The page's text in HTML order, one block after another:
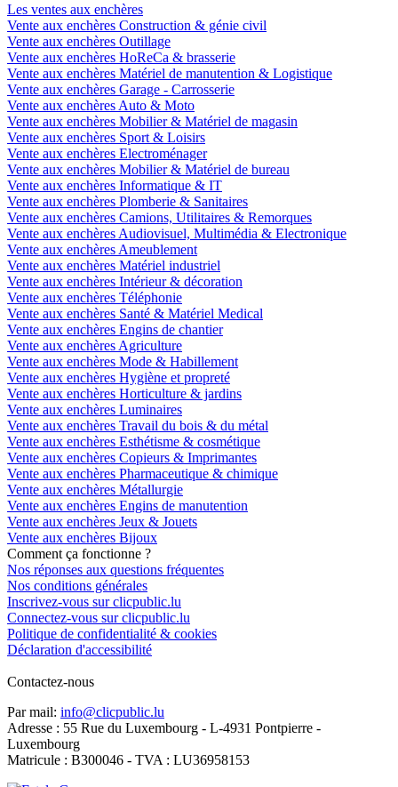
Les ventes aux enchères
Vente aux enchères Construction & génie civil
Vente aux enchères Outillage
Vente aux enchères HoReCa & brasserie
Vente aux enchères Matériel de manutention & Logistique
Vente aux enchères Garage - Carrosserie
Vente aux enchères Auto & Moto
Vente aux enchères Mobilier & Matériel de magasin
Vente aux enchères Sport & Loisirs
Vente aux enchères Electroménager
Vente aux enchères Mobilier & Matériel de bureau
Vente aux enchères Informatique & IT
Vente aux enchères Plomberie & Sanitaires
Vente aux enchères Camions, Utilitaires & Remorques
Vente aux enchères Audiovisuel, Multimédia & Electronique
Vente aux enchères Ameublement
Vente aux enchères Matériel industriel
Vente aux enchères Intérieur & décoration
Vente aux enchères Téléphonie
Vente aux enchères Santé & Matériel Medical
Vente aux enchères Engins de chantier
Vente aux enchères Agriculture
Vente aux enchères Mode & Habillement
Vente aux enchères Hygiène et propreté
Vente aux enchères Horticulture & jardins
Vente aux enchères Luminaires
Vente aux enchères Travail du bois & du métal
Vente aux enchères Esthétisme & cosmétique
Vente aux enchères Copieurs & Imprimantes
Vente aux enchères Pharmaceutique & chimique
Vente aux enchères Métallurgie
Vente aux enchères Engins de manutention
Vente aux enchères Jeux & Jouets
Vente aux enchères Bijoux
Comment ça fonctionne ?
Nos réponses aux questions fréquentes
Nos conditions générales
Inscrivez-vous sur clicpublic.lu
Connectez-vous sur clicpublic.lu
Politique de confidentialité & cookies
Déclaration d'accessibilité
Contactez-nous
Par mail: info@clicpublic.lu
Adresse : 55 Rue du Luxembourg - L-4931 Pontpierre -
Luxembourg
Matricule : B300046 - TVA : LU36958153